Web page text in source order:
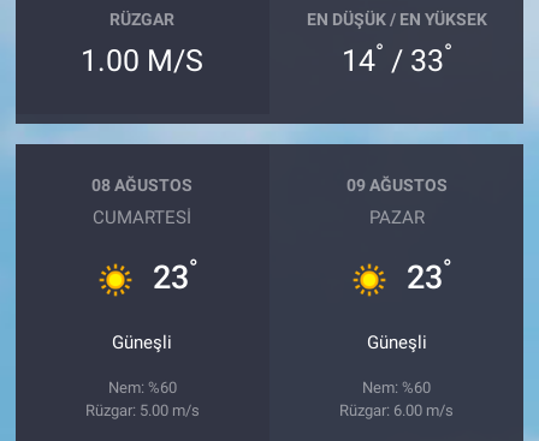
RÜZGAR
1.00 M/S
EN DÜŞÜK / EN YÜKSEK
14° / 33°
08 AĞUSTOS
CUMARTESI
23°
Güneşli
Nem: %60
Rüzgar: 5.00 m/s
09 AĞUSTOS
PAZAR
23°
Güneşli
Nem: %60
Rüzgar: 6.00 m/s